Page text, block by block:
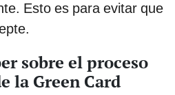
Esto es para evitar que
sobre el proceso
la Green Card